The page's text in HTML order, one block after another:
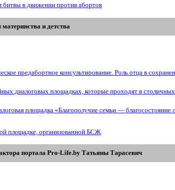
битвы в движении против абортов
и детства
предабортное консультирование. Роль отца в
диалоговых площадках, которые проходят в
площадка «Благополучие семьи — благосостояние
площадке, организованной БСЖ
портала Pro-Life.by Tатьяны Tарасевич